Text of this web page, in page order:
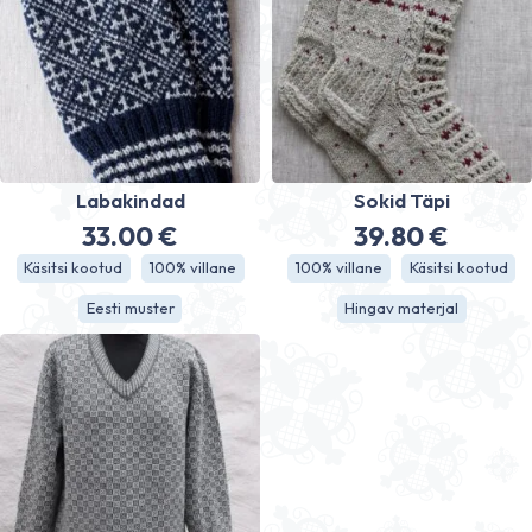
Labakindad
33.00€
Käsitsi kootud 100% villane
Eesti muster
Sokid Täpi
39.80€
100% villane Käsitsi kootud
Hingav materjal